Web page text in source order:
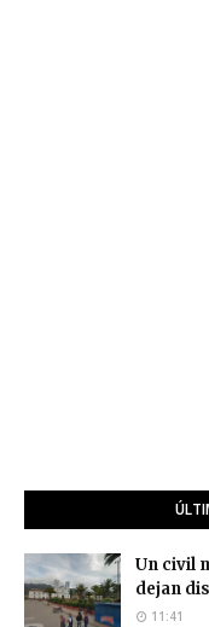
Un civil
dejan
11:41